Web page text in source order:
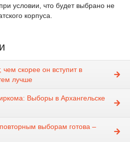
условии, что будет выбрано не
корпуса.
чем скорее он вступит в
лучше
Выборы в Архангельске
выборам готова –